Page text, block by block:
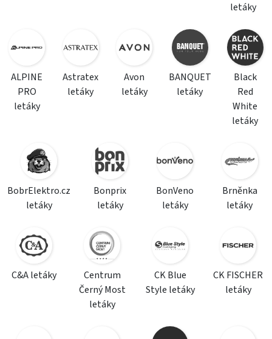
letáky
ALPINE
PRO
letáky
Astratex
letáky
Avon
letáky
BANQUET
letáky
Black
Red
White
letáky
BobrElektro.cz
letáky
Bonprix
letáky
BonVeno
letáky
Brněnka
letáky
C&A letáky
Centrum
Černý Most
letáky
CK Blue
Style letáky
CK FISCHER
letáky